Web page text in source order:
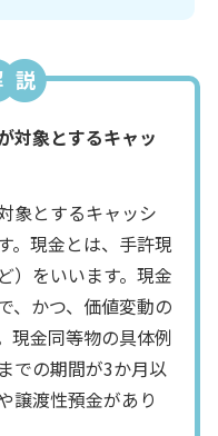
対象とするキャッ
象とするキャッシ
。現金とは、手許現
）をいいます。現金
、かつ、価値変動の
現金同等物の具体例
での期間が3か月以
譲渡性預金があり